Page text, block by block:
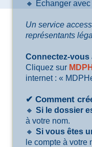
🔸 Echanger
Un service
représentants
Connectez-vous
Cliquez sur
internet : «
✔ Comment
🔸 Si le dossier
à votre nom.
🔸 Si vous êtes
le compte à votre